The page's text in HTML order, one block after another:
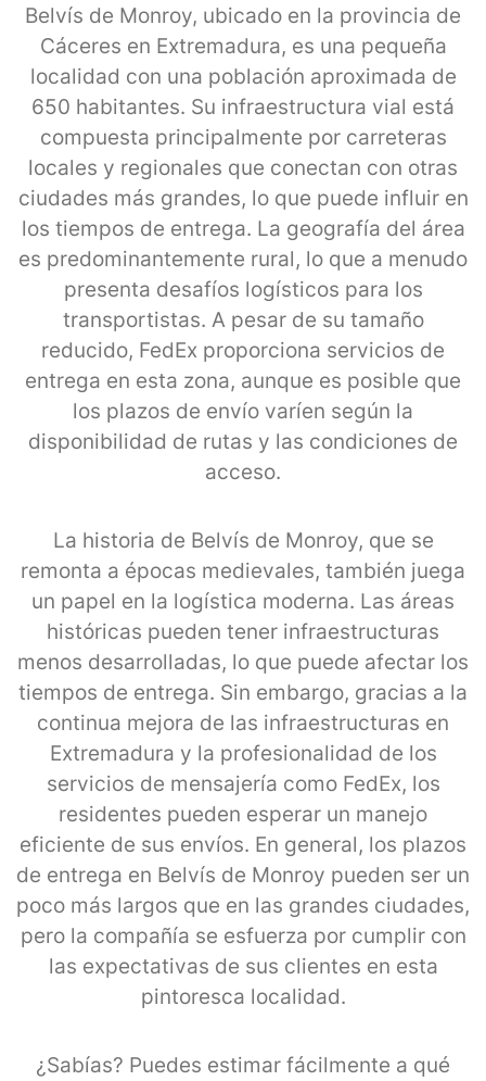
Belvís de Monroy, ubicado en la provincia de
Cáceres en Extremadura, es una pequeña
localidad con una población aproximada de
650 habitantes. Su infraestructura vial está
compuesta principalmente por carreteras
locales y regionales que conectan con otras
ciudades más grandes, lo que puede influir en
los tiempos de entrega. La geografía del área
es predominantemente rural, lo que a menudo
presenta desafíos logísticos para los
transportistas. A pesar de su tamaño
reducido, FedEx proporciona servicios de
entrega en esta zona, aunque es posible que
los plazos de envío varíen según la
disponibilidad de rutas y las condiciones de
acceso.
La historia de Belvís de Monroy, que se
remonta a épocas medievales, también juega
un papel en la logística moderna. Las áreas
históricas pueden tener infraestructuras
menos desarrolladas, lo que puede afectar los
tiempos de entrega. Sin embargo, gracias a la
continua mejora de las infraestructuras en
Extremadura y la profesionalidad de los
servicios de mensajería como FedEx, los
residentes pueden esperar un manejo
eficiente de sus envíos. En general, los plazos
de entrega en Belvís de Monroy pueden ser un
poco más largos que en las grandes ciudades,
pero la compañía se esfuerza por cumplir con
las expectativas de sus clientes en esta
pintoresca localidad.
¿Sabías? Puedes estimar fácilmente a qué